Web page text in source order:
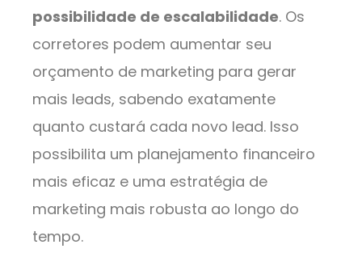
possibilidade de escalabilidade. Os
corretores podem aumentar seu
orçamento de marketing para gerar
mais leads, sabendo exatamente
quanto custará cada novo lead. Isso
possibilita um planejamento financeiro
mais eficaz e uma estratégia de
marketing mais robusta ao longo do
tempo.